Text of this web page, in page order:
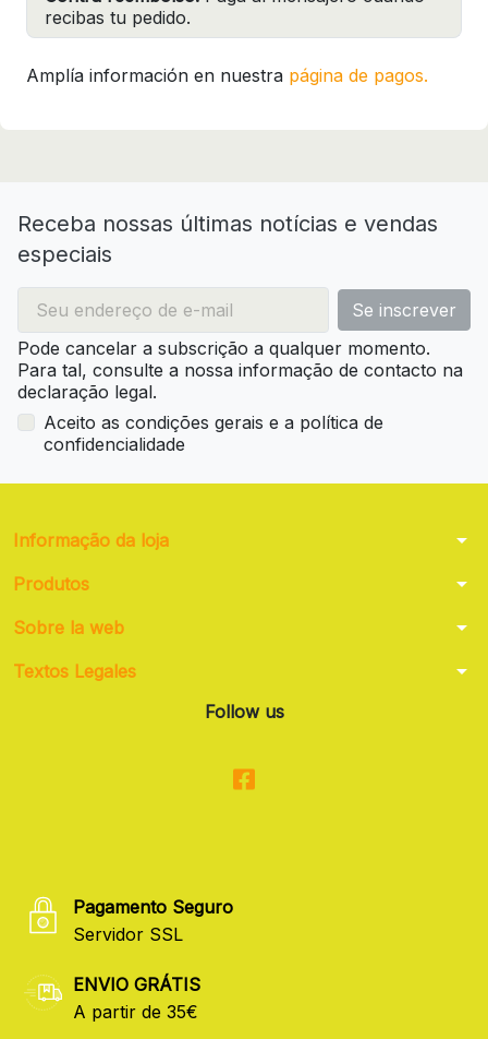
recibas tu pedido.
Amplía información en nuestra página de pagos.
Receba nossas últimas notícias e vendas
especiais
Pode cancelar a subscrição a qualquer momento.
Para tal, consulte a nossa informação de contacto na
declaração legal.
Aceito as condições gerais e a política de
confidencialidade
Informação da loja arrow_drop_down
Produtos arrow_drop_down
Sobre la web arrow_drop_down
Textos Legales arrow_drop_down
Follow us
Pagamento Seguro
Servidor SSL
ENVIO GRÁTIS
A partir de 35€